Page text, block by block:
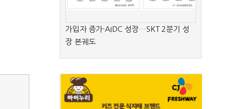
가입자 증가·AIDC 성장…SKT 2분기 성
장 본궤도